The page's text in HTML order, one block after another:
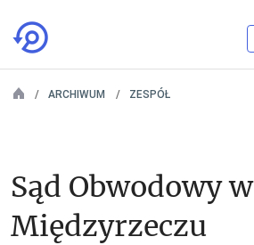
ARCHIWUM ZESPÓŁ
Sąd Obwodowy w
Międzyrzeczu